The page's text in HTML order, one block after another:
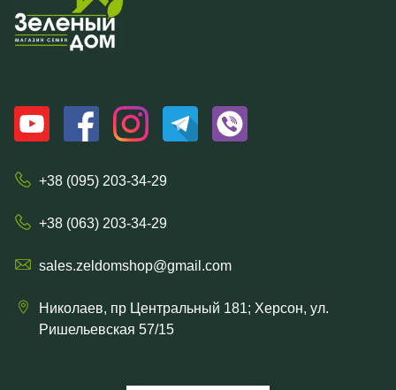
+38 (095) 203-34-29
+38 (063) 203-34-29
sales.zeldomshop@gmail.com
Николаев, пр Центральный 181; Херсон, ул.
Ришельевская 57/15